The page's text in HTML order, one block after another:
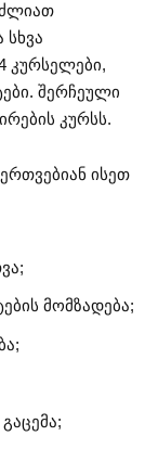
კურსელები,
შერჩეული
კურსს.
ისეთ
მომზადება;